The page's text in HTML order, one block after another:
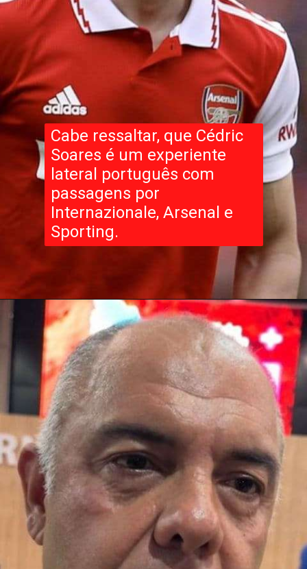
Cabe ressaltar, que Cédric
Soares é um experiente
lateral português com
passagens por
Internazionale, Arsenal e
Sporting.